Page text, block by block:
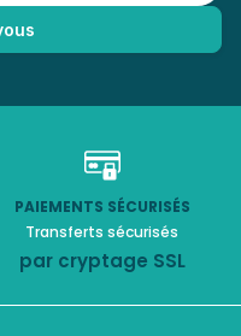
PAIEMENTS SÉCURISÉS
Transferts sécurisés
par cryptage SSL